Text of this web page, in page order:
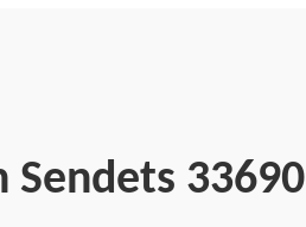
33690